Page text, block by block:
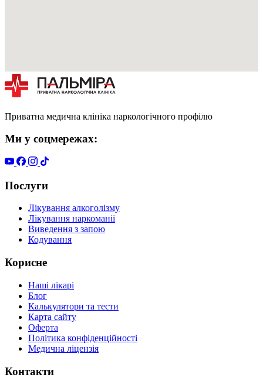
Приватна медична клініка наркологічного профілю
Ми у соцмережах:
Послуги
Лікування алкоголізму
Лікування наркоманії
Виведення з запою
Кодування
Корисне
Наші лікарі
Блог
Калькулятори та тести
Карта сайту
Оферта
Політика конфіденційності
Медична ліцензія
Контакти